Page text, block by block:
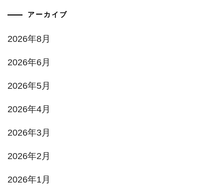
アーカイブ
2026年8月
2026年6月
2026年5月
2026年4月
2026年3月
2026年2月
2026年1月